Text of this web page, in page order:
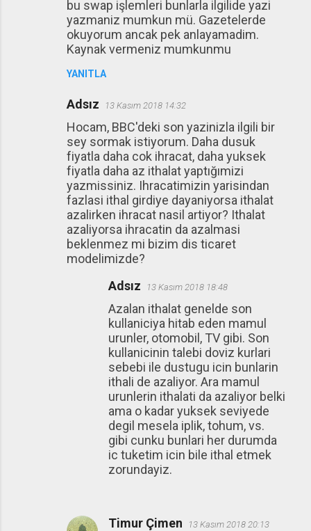
bu swap işlemleri bunlarla ilgilide yazi
yazmaniz mumkun mü. Gazetelerde
okuyorum ancak pek anlayamadim.
Kaynak vermeniz mumkunmu
YANITLA
Adsız 13 Kasım 2018 14:32
Hocam, BBC'deki son yazinizla ilgili bir
sey sormak istiyorum. Daha dusuk
fiyatla daha cok ihracat, daha yuksek
fiyatla daha az ithalat yaptığımizi
yazmissiniz. Ihracatimizin yarisindan
fazlasi ithal girdiye dayaniyorsa ithalat
azalirken ihracat nasil artiyor? Ithalat
azaliyorsa ihracatin da azalmasi
beklenmez mi bizim dis ticaret
modelimizde?
Adsız
13 Kasım 2018 18:48
Azalan ithalat genelde son
kullaniciya hitab eden mamul
urunler, otomobil, TV gibi. Son
kullanicinin talebi doviz kurlari
sebebi ile dustugu icin bunlarin
ithali de azaliyor. Ara mamul
urunlerin ithalati da azaliyor belki
ama o kadar yuksek seviyede
degil mesela iplik, tohum, vs.
gibi cunku bunlari her durumda
ic tuketim icin bile ithal etmek
zorundayiz.
Timur Çimen 13 Kasım 2018 20:13